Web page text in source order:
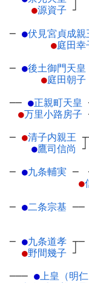
●源資子 ┘
─ ●伏見宮貞成親
●庭田幸
─ ●後土御門天皇
●庭田朝子
── ●正親町天皇
●万里小路房子
─ ●清子内親王 ┬
●鷹司信尚 ┘
─ ●九条輔実 ─
●
─ ●二条宗基 ──
─ ●九条道孝 ┬
●野間幾子 ┘
─
─── ●上皇（明仁